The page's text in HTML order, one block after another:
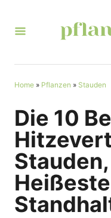
Home » Pflanzen » Stauden
Die 10